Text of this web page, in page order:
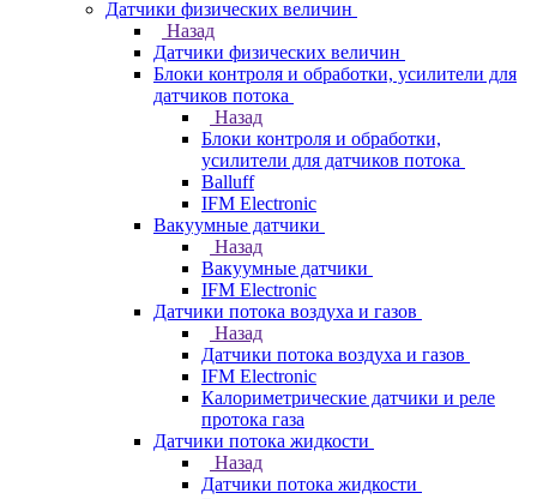
Датчики физических величин
Назад
Датчики физических величин
Блоки контроля и обработки, усилители для
датчиков потока
Назад
Блоки контроля и обработки,
усилители для датчиков потока
Balluff
IFM Electronic
Вакуумные датчики
Назад
Вакуумные датчики
IFM Electronic
Датчики потока воздуха и газов
Назад
Датчики потока воздуха и газов
IFM Electronic
Калориметрические датчики и реле
протока газа
Датчики потока жидкости
Назад
Датчики потока жидкости